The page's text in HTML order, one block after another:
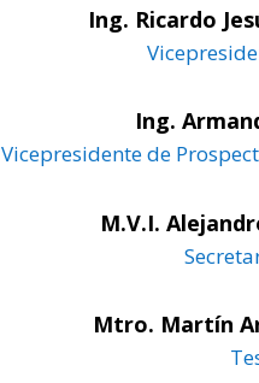
Ing. Ricardo
Ing.
Vicepresidente de
M.V.I.
Mtro. Martín